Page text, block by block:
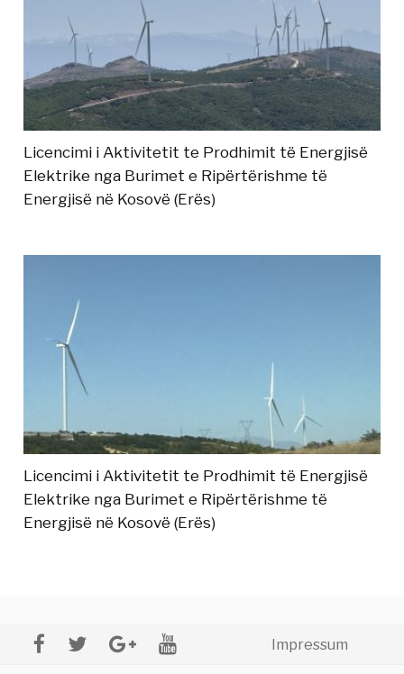
Licencimi i Aktivitetit te Prodhimit të Energjisë
Elektrike nga Burimet e Ripërtërishme të
Energjisë në Kosovë (Erës)
Licencimi i Aktivitetit te Prodhimit të Energjisë
Elektrike nga Burimet e Ripërtërishme të
Energjisë në Kosovë (Erës)
Impressum